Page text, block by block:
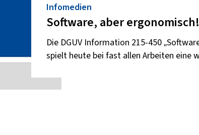
Infomedien
Software, aber ergonomisch!
Die DGUV Information 215-450
spielt heute bei fast allen Arbeiten eine